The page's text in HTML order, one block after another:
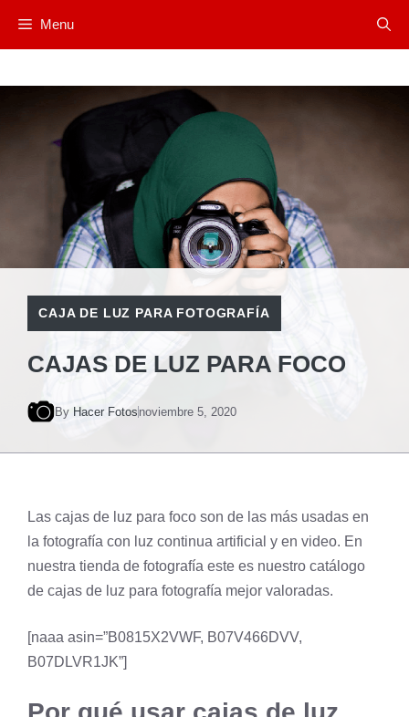
Menu
CAJA DE LUZ PARA FOTOGRAFÍA
CAJAS DE LUZ PARA FOCO
By Hacer Fotos noviembre 5, 2020
Las cajas de luz para foco son de las más usadas en
la fotografía con luz continua artificial y en video. En
nuestra tienda de fotografía este es nuestro catálogo
de cajas de luz para fotografía mejor valoradas.
[naaa asin=”B0815X2VWF, B07V466DVV,
B07DLVR1JK”]